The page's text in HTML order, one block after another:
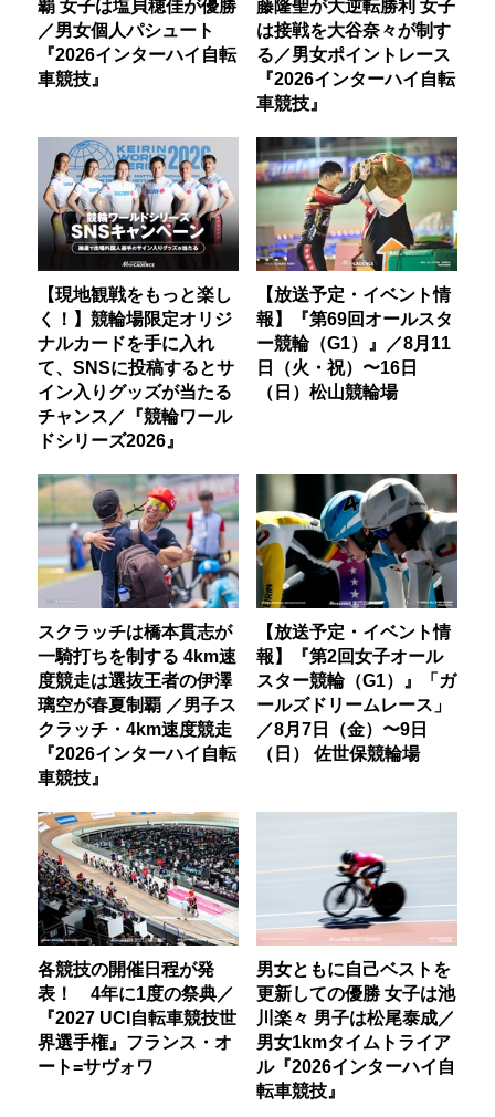
覇 女子は塩貝穂佳が優勝
／男女個人パシュート
『2026インターハイ自転
車競技』
藤隆聖が大逆転勝利 女子
は接戦を大谷奈々が制す
る／男女ポイントレース
『2026インターハイ自転
車競技』
【現地観戦をもっと楽し
く！】競輪場限定オリジ
ナルカードを手に入れ
て、SNSに投稿するとサ
イン入りグッズが当たる
チャンス／『競輪ワール
ドシリーズ2026』
【放送予定・イベント情
報】『第69回オールスタ
ー競輪（G1）』／8月11
日（火・祝）〜16日
（日）松山競輪場
スクラッチは橋本貫志が
一騎打ちを制する 4km速
度競走は選抜王者の伊澤
璃空が春夏制覇 ／男子ス
クラッチ・4km速度競走
『2026インターハイ自転
車競技』
【放送予定・イベント情
報】『第2回女子オール
スター競輪（G1）』「ガ
ールズドリームレース」
／8月7日（金）〜9日
（日） 佐世保競輪場
各競技の開催日程が発
表！ 4年に1度の祭典／
『2027 UCI自転車競技世
界選手権』フランス・オ
ート=サヴォワ
男女ともに自己ベストを
更新しての優勝 女子は池
川楽々 男子は松尾泰成／
男女1kmタイムトライア
ル『2026インターハイ自
転車競技』